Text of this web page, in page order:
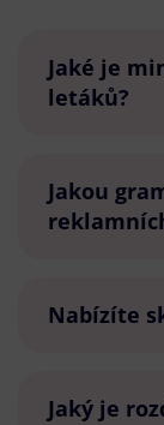
Jaké je
letáků?
Jakou
Nabízíte
Jaký je